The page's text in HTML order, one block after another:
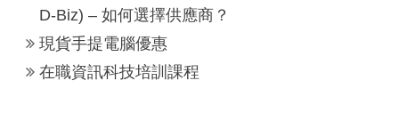
D-Biz) – 如何選擇供應商？
現貨手提電腦優惠
在職資訊科技培訓課程